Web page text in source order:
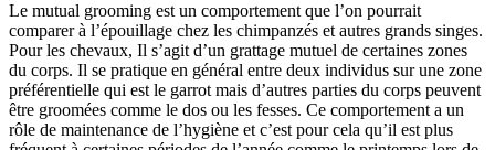
Le mutual grooming est un comportement que l’on pourrait
comparer à l’épouillage chez les chimpanzés et autres grands singes.
Pour les chevaux, Il s’agit d’un grattage mutuel de certaines zones
du corps. Il se pratique en général entre deux individus sur une zone
préférentielle qui est le garrot mais d’autres parties du corps peuvent
être groomées comme le dos ou les fesses. Ce comportement a un
rôle de maintenance de l’hygiène et c’est pour cela qu’il est plus